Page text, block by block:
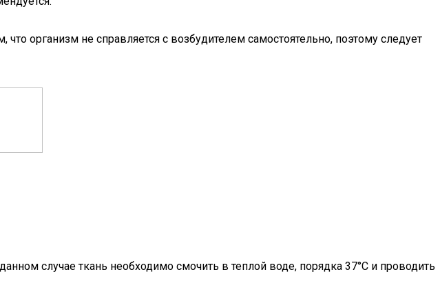
организм не справляется с возбудителем самостоятельно, поэтому следует
случае ткань необходимо смочить в теплой воде, порядка 37°С и проводить